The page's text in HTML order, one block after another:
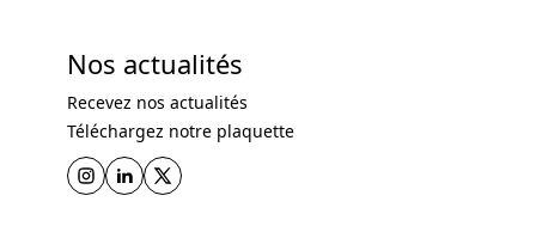
Nos actualités
Recevez nos actualités
Téléchargez notre plaquette